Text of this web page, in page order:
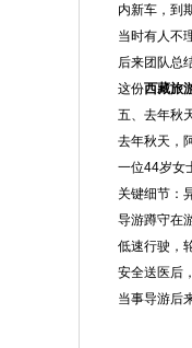
内新车，到
当时有人不
后来团队总
这份西藏旅
五、去年秋
去年秋天，
一位44岁女
关键细节：
导游蹲守在
低速行驶，
安全送医后
当事导游后